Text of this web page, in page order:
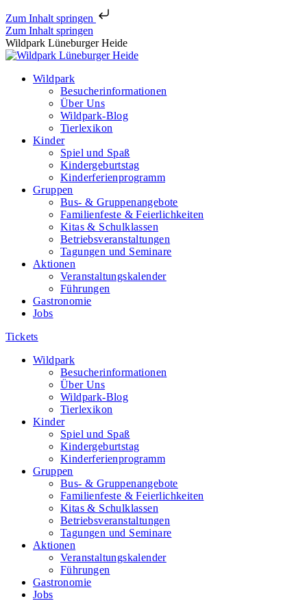
Zum Inhalt springen
Zum Inhalt springen
Wildpark Lüneburger Heide
Wildpark
Besucherinformationen
Über Uns
Wildpark-Blog
Tierlexikon
Kinder
Spiel und Spaß
Kindergeburtstag
Kinderferienprogramm
Gruppen
Bus- & Gruppenangebote
Familienfeste & Feierlichkeiten
Kitas & Schulklassen
Betriebsveranstaltungen
Tagungen und Seminare
Aktionen
Veranstaltungskalender
Führungen
Gastronomie
Jobs
Tickets
Wildpark
Besucherinformationen
Über Uns
Wildpark-Blog
Tierlexikon
Kinder
Spiel und Spaß
Kindergeburtstag
Kinderferienprogramm
Gruppen
Bus- & Gruppenangebote
Familienfeste & Feierlichkeiten
Kitas & Schulklassen
Betriebsveranstaltungen
Tagungen und Seminare
Aktionen
Veranstaltungskalender
Führungen
Gastronomie
Jobs